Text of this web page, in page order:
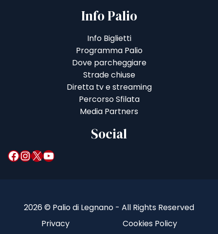
Info Palio
Info Biglietti
Programma Palio
Dove parcheggiare
Strade chiuse
Diretta tv e streaming
Percorso Sfilata
Media Partners
Social
Facebook InstagramX YouTube
2026 © Palio di Legnano - All Rights Reserved
Privacy
Cookies Policy